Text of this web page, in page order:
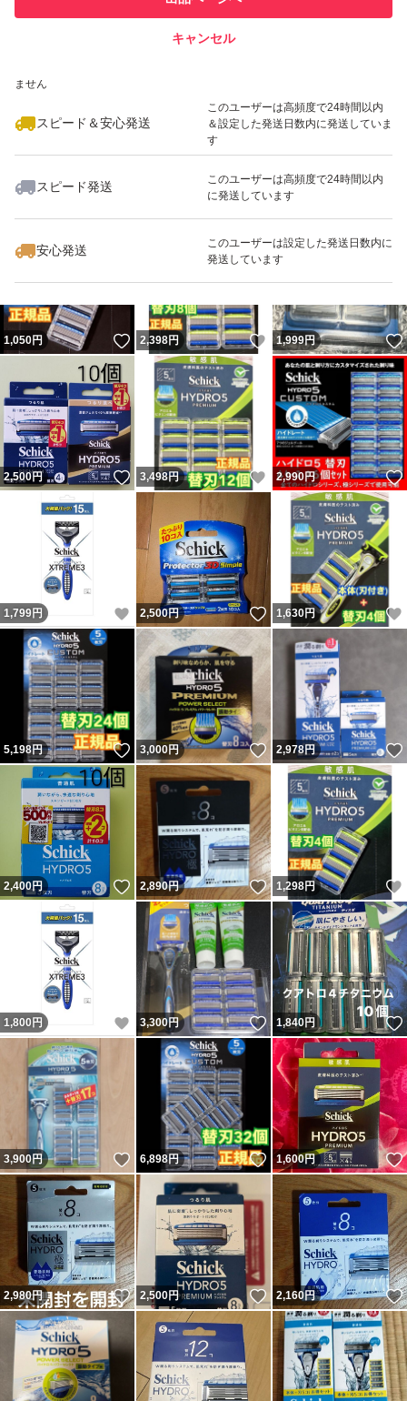
ません
スピード＆安心発送
このユーザーは高頻度で24時間以内
＆設定した発送日数内に発送していま
す
スピード発送
このユーザーは高頻度で24時間以内
に発送しています
安心発送
このユーザーは設定した発送日数内に
発送しています
キャンセル
いいね！
2,750
1,050円 いいね！
2,398円 いいね！
1,999円
2,500円 いいね！
3,498円 いいね！
2,990円
1,799円 いいね！
2,500円 いいね！
1,630円
5,198円 いいね！
3,000円 いいね！
2,978円
2,400円 いいね！
2,890円 いいね！
1,298円
1,800 円 いいね！
3,300円 いいね！
1,840円
3,900円 いいね！
6,898円 いいね！
1,600円
2,980円 いいね！
2,500円 いいね！
2,160円